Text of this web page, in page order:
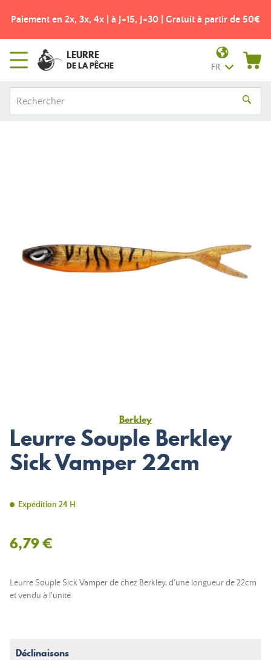
Paiement en 2x, 3x, 4x | à J+15, J+30 | Gratuit à partir de 50€
LEURRE
DE LA PÊCHE FR
Berkley
Leurre Souple Berkley
Sick Vamper 22cm
Expédition 24 H
6,79 €
Leurre Souple Sick Vamper de chez Berkley, d'une longueur de 22cm
et vendu à l'unité.
Déclinaisons